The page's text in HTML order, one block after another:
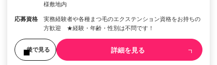
様敷地内
応募資格
実務経験者や各種まつ毛のエクステンション資格をお持ちの
方歓迎 ★経験・年齢・性別は不問です！
後で見る 詳細を見る